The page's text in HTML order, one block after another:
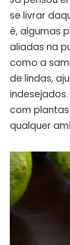
se livrar
é, algumas
aliadas na
como a
de lindas,
com
qualquer